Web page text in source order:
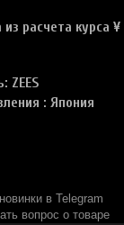
расчета курса ¥
ZEES
: Япония
в Telegram
вопрос о товаре